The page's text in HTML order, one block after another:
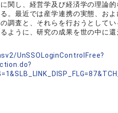
関し、経営学及び経済学の理論
。最近では産学連携の実態、お
調査と、それらを行おうとして
ように、研究の成果を世の中に
UnSSOLoginControlFree?